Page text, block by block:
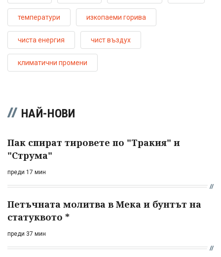
температури изкопаеми горива
чиста енергия чист въздух
климатични промени
НАЙ-НОВИ
Пак спират тировете по "Тракия" и
"Струма"
преди 17 мин
Петъчната молитва в Мека и бунтът на
статуквото *
преди 37 мин